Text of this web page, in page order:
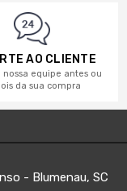
AO CLIENTE
nossa equipe antes ou
da sua compra
- Blumenau, SC